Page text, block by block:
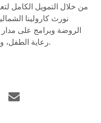
من خلال التمويل الكامل
نورث كارولينا
الروضة وبرامج على مدار
رعاية الطفل، وزيادة أجور معلمي الطفولة المبكرة.